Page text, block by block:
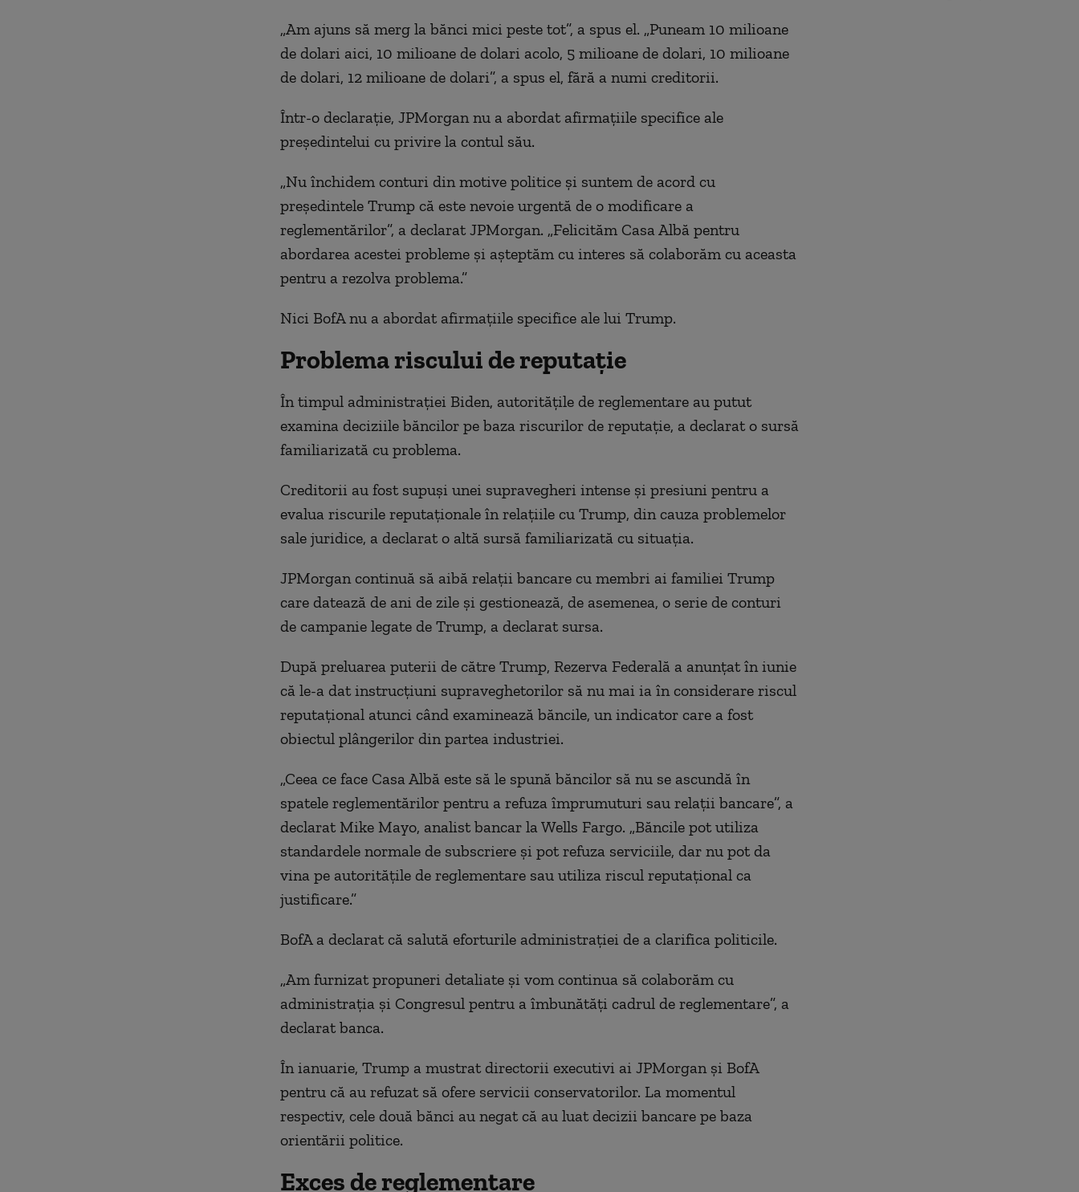
„Am ajuns să merg la bănci mici peste tot”, a spus el. „Puneam 10 milioane
de dolari aici, 10 milioane de dolari acolo, 5 milioane de dolari, 10 milioane
de dolari, 12 milioane de dolari”, a spus el, fără a numi creditorii.
Într-o declarație, JPMorgan nu a abordat afirmațiile specifice ale
președintelui cu privire la contul său.
„Nu închidem conturi din motive politice și suntem de acord cu
președintele Trump că este nevoie urgentă de o modificare a
reglementărilor”, a declarat JPMorgan. „Felicităm Casa Albă pentru
abordarea acestei probleme și așteptăm cu interes să colaborăm cu aceasta
pentru a rezolva problema.”
Nici BofA nu a abordat afirmațiile specifice ale lui Trump.
Problema riscului de reputație
În timpul administrației Biden, autoritățile de reglementare au putut
examina deciziile băncilor pe baza riscurilor de reputație, a declarat o sursă
familiarizată cu problema.
Creditorii au fost supuși unei supravegheri intense și presiuni pentru a
evalua riscurile reputaționale în relațiile cu Trump, din cauza problemelor
sale juridice, a declarat o altă sursă familiarizată cu situația.
JPMorgan continuă să aibă relații bancare cu membri ai familiei Trump
care datează de ani de zile și gestionează, de asemenea, o serie de conturi
de campanie legate de Trump, a declarat sursa.
După preluarea puterii de către Trump, Rezerva Federală a anunțat în iunie
că le-a dat instrucțiuni supraveghetorilor să nu mai ia în considerare riscul
reputațional atunci când examinează băncile, un indicator care a fost
obiectul plângerilor din partea industriei.
„Ceea ce face Casa Albă este să le spună băncilor să nu se ascundă în
spatele reglementărilor pentru a refuza împrumuturi sau relații bancare”, a
declarat Mike Mayo, analist bancar la Wells Fargo. „Băncile pot utiliza
standardele normale de subscriere și pot refuza serviciile, dar nu pot da
vina pe autoritățile de reglementare sau utiliza riscul reputațional ca
justificare.”
BofA a declarat că salută eforturile administrației de a clarifica politicile.
„Am furnizat propuneri detaliate și vom continua să colaborăm cu
administrația și Congresul pentru a îmbunătăți cadrul de reglementare”, a
declarat banca.
În ianuarie, Trump a mustrat directorii executivi ai JPMorgan și BofA
pentru că au refuzat să ofere servicii conservatorilor. La momentul
respectiv, cele două bănci au negat că au luat decizii bancare pe baza
orientării politice.
Exces de reglementare